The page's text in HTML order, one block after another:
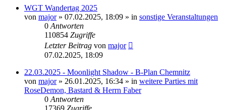
WGT Wandertag 2025
von major» 07.02.2025, 18:09 » in sonstige Veranstaltungen
0Antworten
110854 Zugriffe
Letzter Beitrag von major
07.02.2025, 18:09
22.03.2025 - Moonlight Shadow - B-Plan Chemnitz
von major» 26.01.2025, 16:34 » in weitere Parties mit
RoseDemon, Bastard & Herrn Faber
0Antworten